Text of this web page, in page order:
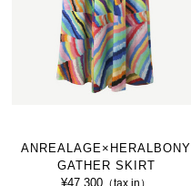
ANREALAGE×HERALBONY
GATHER SKIRT
¥47,300